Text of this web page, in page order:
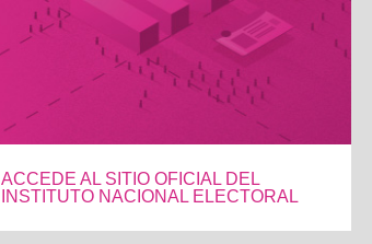
ACCEDE AL SITIO OFICIAL DEL
INSTITUTO NACIONAL ELECTORAL